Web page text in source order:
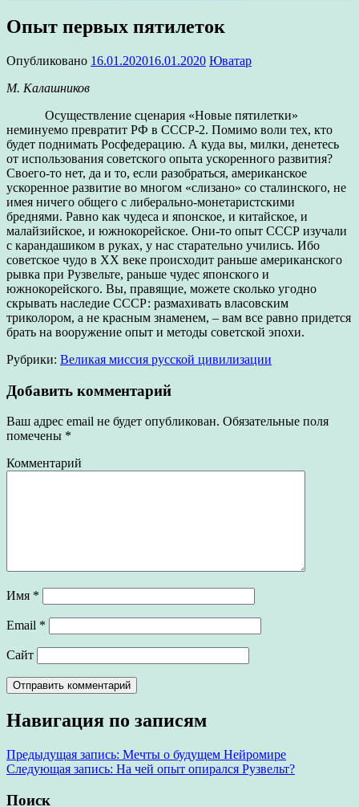
Опыт первых пятилеток
Опубликовано 16.01.202016.01.2020 Юватар
М. Калашников
Осуществление сценария «Новые пятилетки»
неминуемо превратит РФ в СССР-2. Помимо воли тех, кто
будет поднимать Росфедерацию. А куда вы, милки, денетесь
от использования советского опыта ускоренного развития?
Своего-то нет, да и то, если разобраться, американское
ускоренное развитие во многом «слизано» со сталинского, не
имея ничего общего с либерально-монетаристскими
бреднями. Равно как чудеса и японское, и китайское, и
малайзийское, и южнокорейское. Они-то опыт СССР изучали
с карандашиком в руках, у нас старательно учились. Ибо
советское чудо в XX веке происходит раньше американского
рывка при Рузвельте, раньше чудес японского и
южнокорейского. Вы, правящие, можете сколько угодно
скрывать наследие СССР: размахивать власовским
триколором, а не красным знаменем, – вам все равно придется
брать на вооружение опыт и методы советской эпохи.
Рубрики: Великая миссия русской цивилизации
Добавить комментарий
Ваш адрес email не будет опубликован. Обязательные поля
помечены *
Комментарий
Имя *
Email *
Сайт
Навигация по записям
Предыдущая запись: Мечты о будущем Нейромире
Следующая запись: На чей опыт опирался Рузвельт?
Поиск